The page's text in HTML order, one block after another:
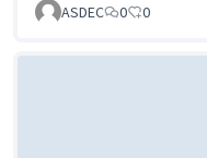
ASDEC
0 0